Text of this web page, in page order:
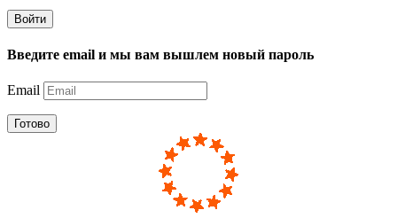
Войти
Введите email и мы вам вышлем новый пароль
Email
Готово